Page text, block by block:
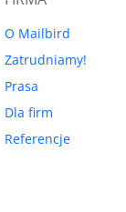
O Mailbird
Zatrudniamy!
Prasa
Dla firm
Referencje